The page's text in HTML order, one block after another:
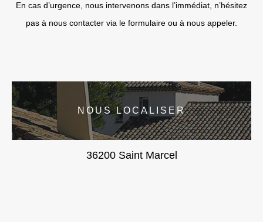
En cas d’urgence, nous intervenons dans l’immédiat, n’hésitez
pas à nous contacter via le formulaire ou à nous appeler.
NOUS LOCALISER
36200 Saint Marcel